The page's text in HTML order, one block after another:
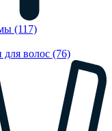
(117)
волос (76)